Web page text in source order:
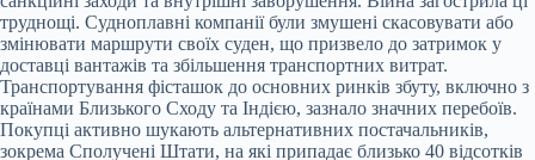
труднощі. Судноплавні компанії були змушені скасовувати або
змінювати маршрути своїх суден, що призвело до затримок у
доставці вантажів та збільшення транспортних витрат.
Транспортування фісташок до основних ринків збуту, включно з
країнами Близького Сходу та Індією, зазнало значних перебоїв.
Покупці активно шукають альтернативних постачальників,
зокрема Сполучені Штати, на які припадає близько 40 відсотків